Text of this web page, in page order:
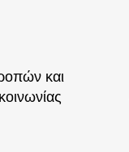
και